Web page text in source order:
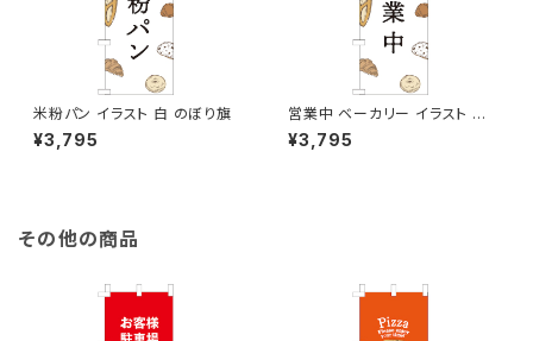
米粉パン イラスト 白 のぼり旗
¥3,795
営業中 ベーカリー イラスト 白
のぼり旗
¥3,795
その他の商品